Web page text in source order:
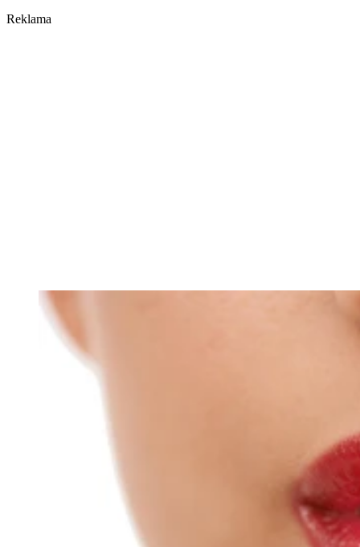
Reklama